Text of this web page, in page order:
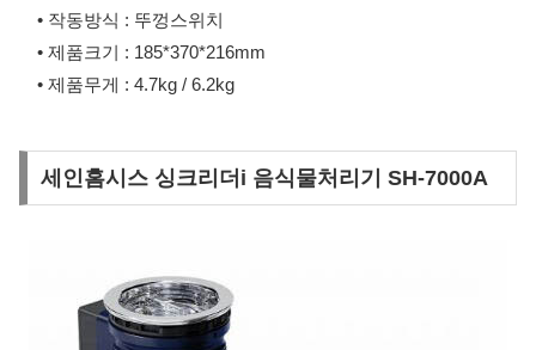
• 작동방식 : 뚜껑스위치
• 제품크기 : 185*370*216mm
• 제품무게 : 4.7kg / 6.2kg
세인홈시스 싱크리더i 음식물처리기 SH-7000A